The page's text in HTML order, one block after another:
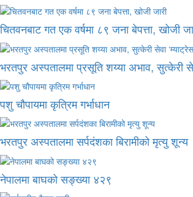
चितवनबाट गत एक वर्षमा ८९ जना बेपत्ता, खोजी
भरतपुर अस्पतालमा प्रसूति शय्या अभाव, सुत्केरी
पशु चौपायमा कृत्रिम गर्भाधान
भरतपुर अस्पतालमा सर्पदंशका बिरामीको मृत्यु शून्य
नेपालमा बाघको सङ्ख्या ४२९